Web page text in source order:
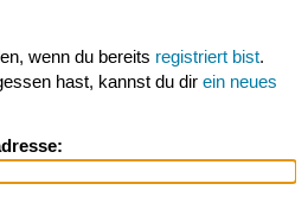
wenn du bereits registriert bist.
hast, kannst du dir ein neues